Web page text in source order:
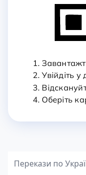
1.
2. Увійдіть у
3.
4. Оберіть
Перекази по